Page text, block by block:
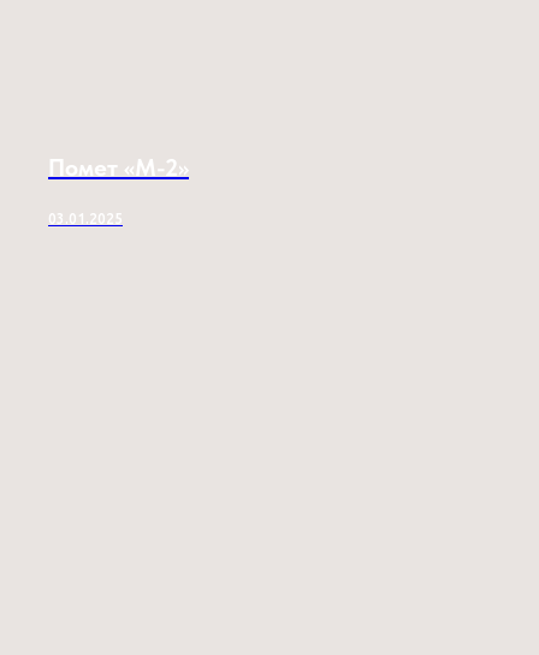
Помет «M-2»
03.01.2025